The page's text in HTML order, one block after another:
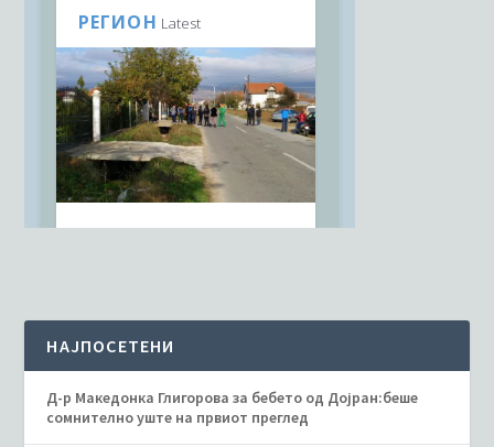
НАЈПОСЕТЕНИ
Д-р Македонка Глигорова за бебето од Дојран:беше
сомнително уште на првиот преглед